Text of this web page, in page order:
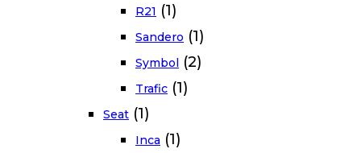
R21 (1)
Sandero (1)
Symbol (2)
Trafic (1)
Seat (1)
Inca (1)